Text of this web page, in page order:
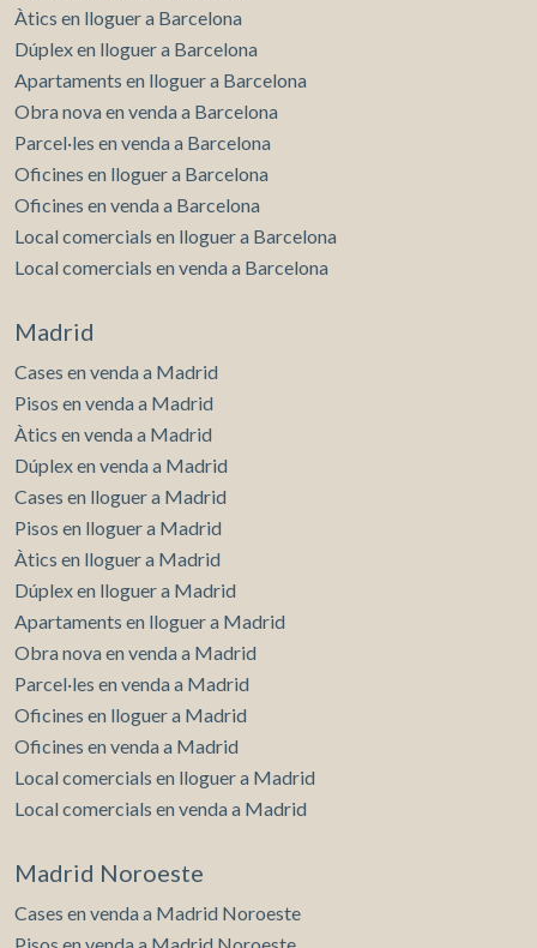
Àtics en lloguer a Barcelona
Dúplex en lloguer a Barcelona
Apartaments en lloguer a Barcelona
Obra nova en venda a Barcelona
Parcel·les en venda a Barcelona
Oficines en lloguer a Barcelona
Oficines en venda a Barcelona
Local comercials en lloguer a Barcelona
Local comercials en venda a Barcelona
Madrid
Cases en venda a Madrid
Pisos en venda a Madrid
Àtics en venda a Madrid
Dúplex en venda a Madrid
Cases en lloguer a Madrid
Pisos en lloguer a Madrid
Àtics en lloguer a Madrid
Dúplex en lloguer a Madrid
Apartaments en lloguer a Madrid
Obra nova en venda a Madrid
Parcel·les en venda a Madrid
Oficines en lloguer a Madrid
Oficines en venda a Madrid
Local comercials en lloguer a Madrid
Local comercials en venda a Madrid
Madrid Noroeste
Cases en venda a Madrid Noroeste